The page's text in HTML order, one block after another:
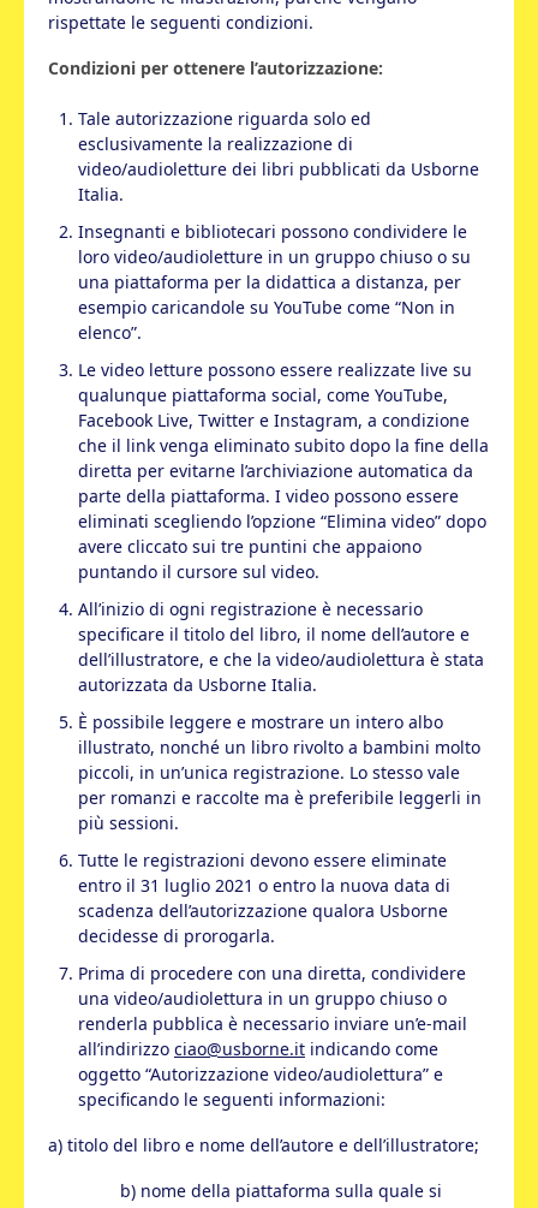
rispettate le seguenti condizioni.
Condizioni per ottenere l’autorizzazione:
Tale autorizzazione riguarda solo ed
esclusivamente la realizzazione di
video/audioletture dei libri pubblicati da Usborne
Italia.
Insegnanti e bibliotecari possono condividere le
loro video/audioletture in un gruppo chiuso o su
una piattaforma per la didattica a distanza, per
esempio caricandole su YouTube come “Non in
elenco”.
Le video letture possono essere realizzate live su
qualunque piattaforma social, come YouTube,
Facebook Live, Twitter e Instagram, a condizione
che il link venga eliminato subito dopo la fine della
diretta per evitarne l’archiviazione automatica da
parte della piattaforma. I video possono essere
eliminati scegliendo l’opzione “Elimina video” dopo
avere cliccato sui tre puntini che appaiono
puntando il cursore sul video.
All’inizio di ogni registrazione è necessario
specificare il titolo del libro, il nome dell’autore e
dell’illustratore, e che la video/audiolettura è stata
autorizzata da Usborne Italia.
È possibile leggere e mostrare un intero albo
illustrato, nonché un libro rivolto a bambini molto
piccoli, in un’unica registrazione. Lo stesso vale
per romanzi e raccolte ma è preferibile leggerli in
più sessioni.
Tutte le registrazioni devono essere eliminate
entro il 31 luglio 2021 o entro la nuova data di
scadenza dell’autorizzazione qualora Usborne
decidesse di prorogarla.
Prima di procedere con una diretta, condividere
una video/audiolettura in un gruppo chiuso o
renderla pubblica è necessario inviare un’e-mail
all’indirizzo ciao@usborne.it indicando come
oggetto “Autorizzazione video/audiolettura” e
specificando le seguenti informazioni:
a) titolo del libro e nome dell’autore e dell’illustratore;
b) nome della piattaforma sulla quale si